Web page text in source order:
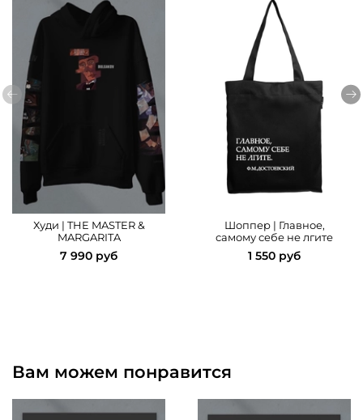
Худи | THE MASTER &
MARGARITA
7 990 руб
Шоппер | Главное,
самому себе не лгите
1 550 руб
Вам можем понравится